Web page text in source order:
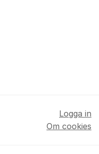
Logga in
Om cookies